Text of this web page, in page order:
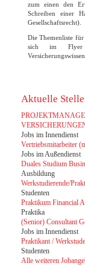
zum einen den
Schreiben einer
Gesellschaftsrecht).
Die Themenliste
sich im
Robert Koch. Die
Aktuelle
Jobs im Innendienst
Vertriebsmitarbeiter
Jobs im Außendienst
Duales Studium
Ausbildung
Werkstudierende/
Studenten
Praktikum Financial
Praktika
(Senior) Consultant
Jobs im Innendienst
Praktikant /
Studenten
Alle weiteren